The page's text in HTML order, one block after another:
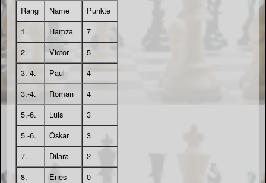
Rang
Name
Punkte
1.
Hamza
7
2.
Victor
5
3.-4.
Paul
4
3.-4.
Roman
4
5.-6.
Luis
3
5.-6.
Oskar
3
7.
Dilara
2
8.
Enes
0